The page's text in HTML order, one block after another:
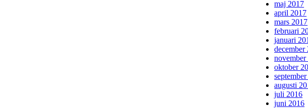
maj 2017
april 2017
mars 2017
februari
januari
december
november
oktober
augusti
juli 2016
juni 2016